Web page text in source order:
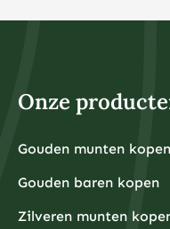
Onze
Gouden munten kopen
Gouden baren kopen
Zilveren munten